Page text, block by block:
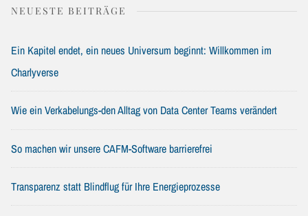
NEUESTE BEITRÄGE
Ein Kapitel endet, ein neues Universum beginnt: Willkommen im
Charlyverse
Wie ein Verkabelungs-den Alltag von Data Center Teams verändert
So machen wir unsere CAFM-Software barrierefrei
Transparenz statt Blindflug für Ihre Energieprozesse